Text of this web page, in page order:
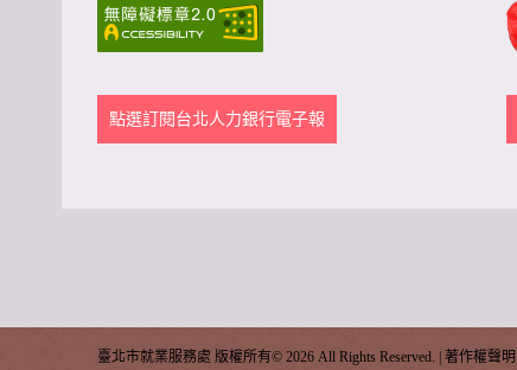
點選訂閱台北人力銀行電子報
臺北市就業服務處 版權所有© 2026 All Rights Reserved. | 著作權聲明